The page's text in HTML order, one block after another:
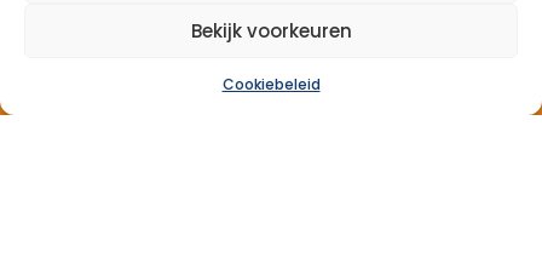
Bekijk voorkeuren
Cookiebeleid